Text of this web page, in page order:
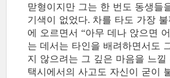
맏형이지만 그는 한 번도 동생들
기색이 없었다. 차를 타도 가장
에 오르면서 “아무 데나 앉으면
는 데서는 타인을 배려하면서도
지 않으려는 그 깊은 마음을 느낄
택시에서의 사고도 자신이 굳이